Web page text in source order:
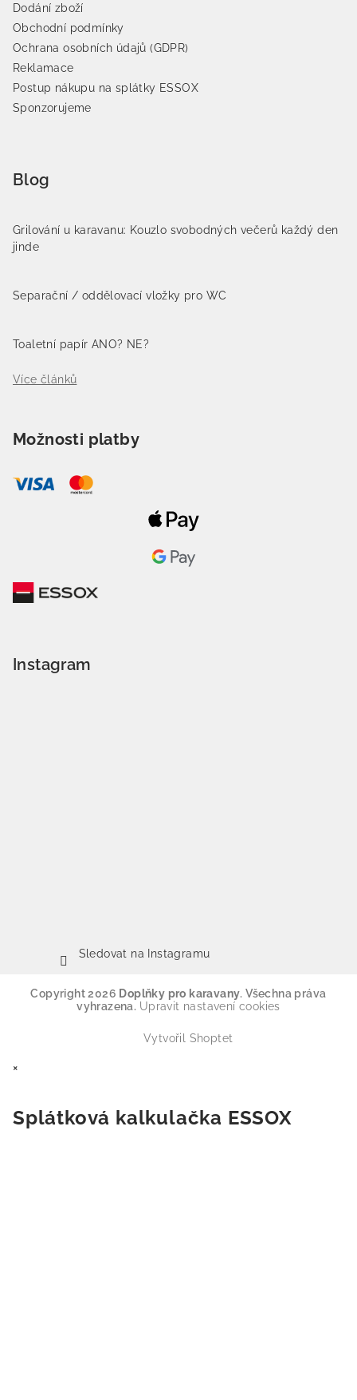
Dodání zboží
Obchodní podmínky
Ochrana osobních údajů (GDPR)
Reklamace
Postup nákupu na splátky ESSOX
Sponzorujeme
Blog
Grilování u karavanu: Kouzlo svobodných večerů každý den
jinde
Separační / oddělovací vložky pro WC
Toaletní papír ANO? NE?
Více článků
Možnosti platby
Instagram
Sledovat na Instagramu
Copyright 2026 Doplňky pro karavany. Všechna práva
vyhrazena. Upravit nastavení cookies
Vytvořil Shoptet
×
Splátková kalkulačka ESSOX